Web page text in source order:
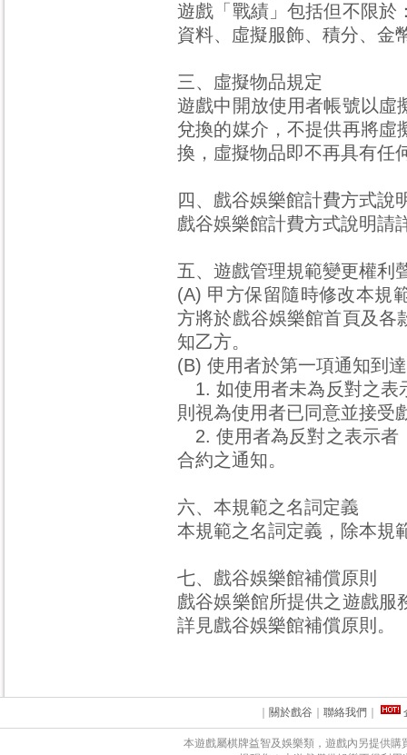
遊戲「戰績」包括但不限於
資料、虛擬服飾、積分、金
三、虛擬物品規定
遊戲中開放使用者帳號以虛
兌換的媒介，不提供再將虛
換，虛擬物品即不再具有任
四、戲谷娛樂館計費方式說
戲谷娛樂館計費方式說明請
五、遊戲管理規範變更權利
(A) 甲方保留隨時修改本規
方將於戲谷娛樂館首頁及各
知乙方。
(B) 使用者於第一項通知到
1. 如使用者未為反對之表
則視為使用者已同意並接受
2. 使用者為反對之表示者
合約之通知。
六、本規範之名詞定義
本規範之名詞定義，除本規
七、戲谷娛樂館補償原則
戲谷娛樂館所提供之遊戲服
詳見戲谷娛樂館補償原則。
關於戲谷 聯絡我們
本遊戲屬棋牌益智及娛樂類，遊戲內另提供